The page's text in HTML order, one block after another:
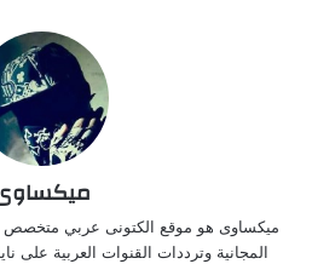
ميكساوى هو موقع الكتونى عربي متخصص
المجانية وترددات القنوات العربية